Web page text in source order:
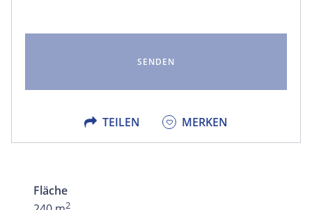
TEILEN
X
MERKEN
Fläche
2